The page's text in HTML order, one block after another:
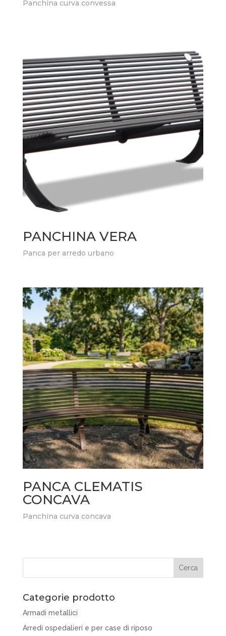
Panchina curva convessa
PANCHINA VERA
Panca per arredo urbano
PANCA CLEMATIS
CONCAVA
Panchina curva concava
Categorie prodotto
Armadi metallici
Arredi ospedalieri e per case di riposo